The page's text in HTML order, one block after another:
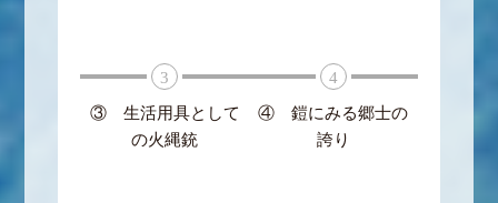
3
③ 生活用具として
の火縄銃
4
④ 鎧にみる郷士の
誇り